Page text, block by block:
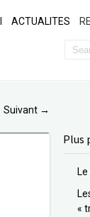
ACTUALITES
Suivant →
Plus
«